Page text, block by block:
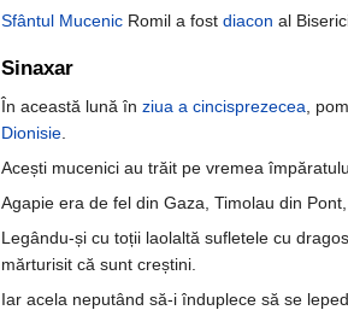
Sfântul Mucenic Romil a fost diacon al
Sinaxar
În această lună în ziua a cincisprezecea ,
Dionisie
Acești mucenici au trăit pe vremea
Agapie era de fel din Gaza, Timolau din
Legându-și cu toții laolaltă sufletele cu
mărturisit că sunt creștini.
Iar acela neputând să-i înduplece să se